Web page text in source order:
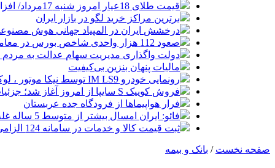
قیمت طلای 18عیار امروز شنبه 17مرداد/ افزایش قیمت + جدول و جزئیات
برترین مراکز خرید لگو در بازار ایران
درخشش ایران در المپیاد جهانی هوش
صعود 112 هزار واحدی شاخص بورس در معاملات امروز
دولت واگذاری مدیریت سهام عدالت به مردم
مالیات پنهان بنزین بی‌کیفیت
رونمایی خودرو IM LS9 توسط نیکا موتور ، لوکس ترین شاسی بلند EREV در ایران
فروش کوییک S سایپا از امروز آغاز شد؛ جزئیات ثبت‌نام و شرایط
فرار هواپیماها از فرودگاه جده عربستان
فائو: ایران امسال بیشتر از متوسط 5 ساله غله تولید می‌کند
ثبت قیمت کالا و خدمات در سامانه 124 الزامی شد
صفحه نخست / بانک و بیمه